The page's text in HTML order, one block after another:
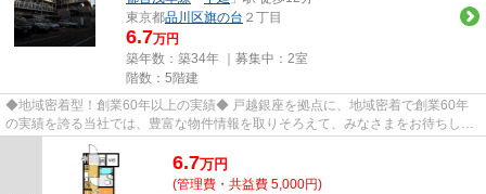
東京都品川区旗の台 ２丁目
6.7万円
築年数：築34年 ｜募集中： 2室
階数：5階建
◆地域密着型！創業60年以上の実績◆ 戸越銀座を拠点に、地域密着で創業60年
の実績を誇る当社では、豊富な物件情報を取りそろえて、みなさまをお待ちして
おります。TEL：03-5750-6633
6.7万円
(管理費・共益費 5,000円)